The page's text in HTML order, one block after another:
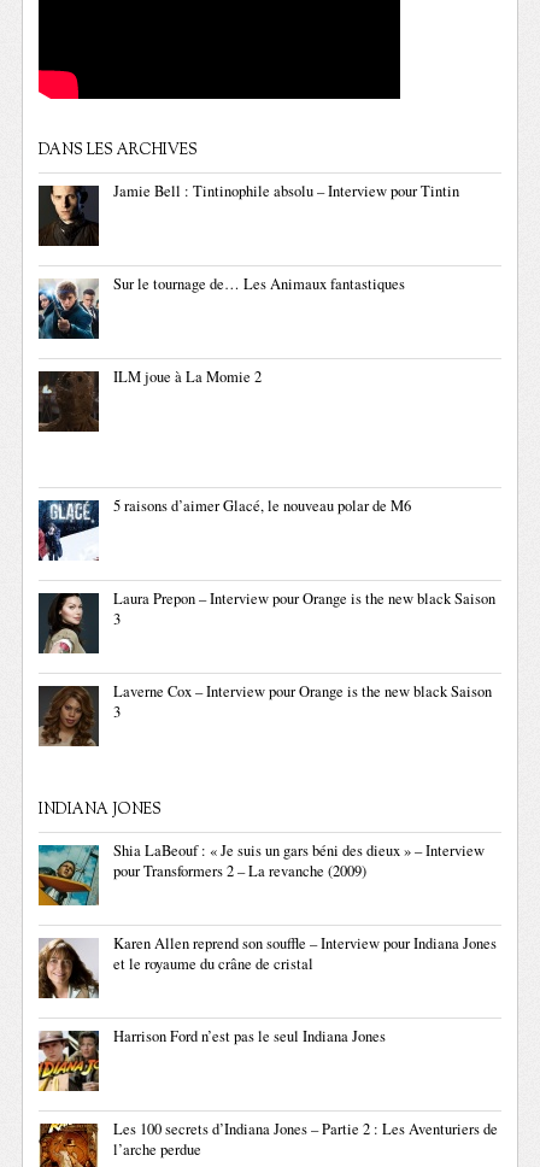
DANS LES ARCHIVES
Jamie Bell : Tintinophile absolu – Interview pour Tintin
Sur le tournage de… Les Animaux fantastiques
ILM joue à La Momie 2
5 raisons d’aimer Glacé, le nouveau polar de M6
Laura Prepon – Interview pour Orange is the new black Saison
3
Laverne Cox – Interview pour Orange is the new black Saison
3
INDIANA JONES
Shia LaBeouf : « Je suis un gars béni des dieux » – Interview
pour Transformers 2 – La revanche (2009)
Karen Allen reprend son souffle – Interview pour Indiana Jones
et le royaume du crâne de cristal
Harrison Ford n’est pas le seul Indiana Jones
Les 100 secrets d’Indiana Jones – Partie 2 : Les Aventuriers de
l’arche perdue